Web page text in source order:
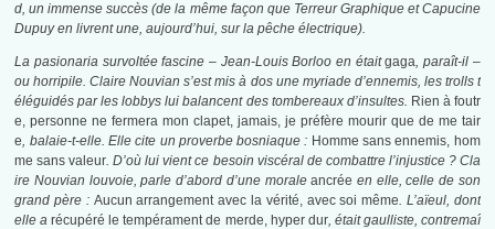
d, un immense succès (de la même façon que Terreur Graphique et Capucine
Dupuy en livrent une, aujourd’hui, sur la pêche électrique).
La pasionaria survoltée fascine – Jean-Louis Borloo en étaitgaga, paraît-il –
ou horripile. Claire Nouvian s’est mis à dos une myriade d’ennemis, les trolls t
éléguidés par les lobbys lui balancent des tombereaux d’insultes. Rien à foutr
e, personne ne fermera mon clapet, jamais, je préfère mourir que de me tair
e, balaie-t-elle. Elle cite un proverbe bosniaque : Homme sans ennemis, hom
me sans valeur. D’où lui vient ce besoin viscéral de combattre l’injustice ? Cla
ire Nouvian louvoie, parle d’abord d’une moraleancrée en elle, celle de son
grand père : Aucun arrangement avec la vérité, avec soi même. L’aïeul, dont
elle arécupéré le tempérament de merde, hyper dur, était gaulliste, contremaî